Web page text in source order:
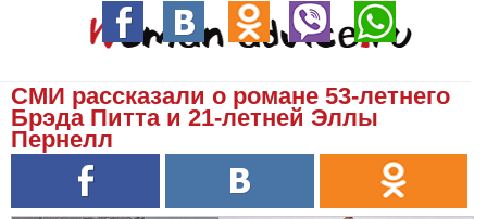
СМИ рассказали о романе 53-летнего
Брэда Питта и 21-летней Эллы
Пернелл